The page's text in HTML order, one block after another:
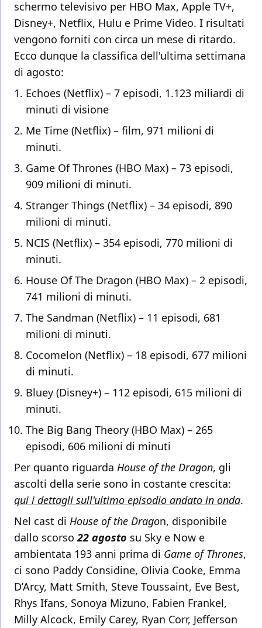
schermo televisivo per HBO Max, Apple TV+,
Disney+, Netflix, Hulu e Prime Video. I risultati
vengono forniti con circa un mese di ritardo.
Ecco dunque la classifica dell'ultima settimana
di agosto:
Echoes (Netflix) – 7 episodi, 1.123 miliardi di
minuti di visione
Me Time (Netflix) – film, 971 milioni di
minuti.
Game Of Thrones (HBO Max) – 73 episodi,
909 milioni di minuti.
Stranger Things (Netflix) – 34 episodi, 890
milioni di minuti.
NCIS (Netflix) – 354 episodi, 770 milioni di
minuti.
House Of The Dragon (HBO Max) – 2 episodi,
741 milioni di minuti.
The Sandman (Netflix) – 11 episodi, 681
milioni di minuti.
Cocomelon (Netflix) – 18 episodi, 677 milioni
di minuti.
Bluey (Disney+) – 112 episodi, 615 milioni di
minuti.
The Big Bang Theory (HBO Max) – 265
episodi, 606 milioni di minuti
Per quanto riguarda House of the Dragon, gli
ascolti della serie sono in costante crescita:
qui i dettagli sull'ultimo episodio andato in onda.
Nel cast di House of the Dragon, disponibile
dallo scorso22 agosto su Sky e Now e
ambientata 193 anni prima di Game of Thrones,
ci sono Paddy Considine, Olivia Cooke, Emma
D’Arcy, Matt Smith, Steve Toussaint, Eve Best,
Rhys Ifans, Sonoya Mizuno, Fabien Frankel,
Milly Alcock, Emily Carey, Ryan Corr, Jefferson